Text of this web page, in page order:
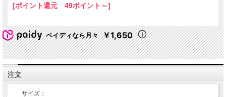
[ポイント還元 49ポイント～]
ペイディなら月々 ￥1,650
注文
サイズ：